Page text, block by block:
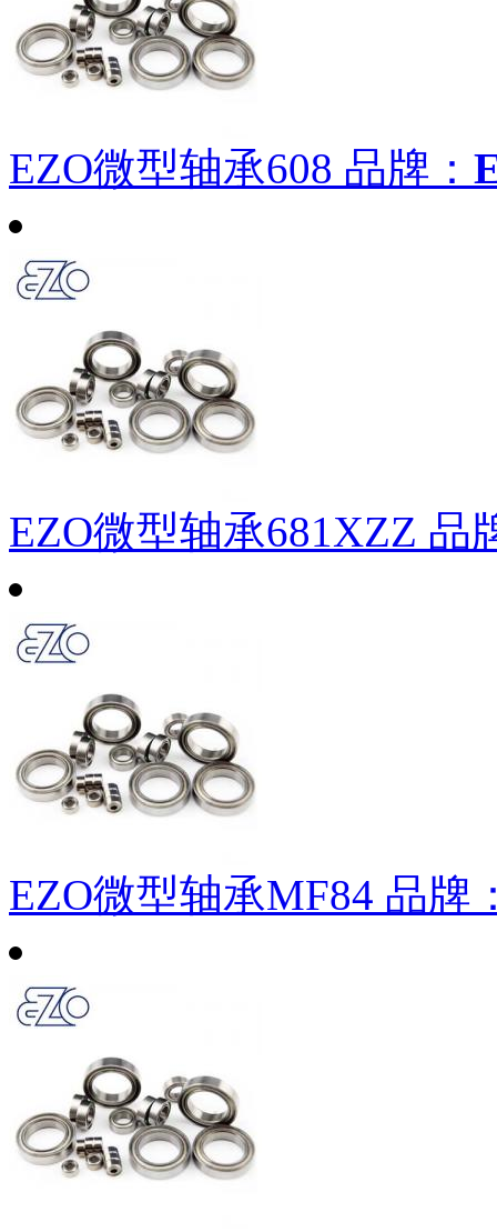
EZO微型轴承608 品牌：
EZO微型轴承681XZZ 品
EZO微型轴承MF84 品牌